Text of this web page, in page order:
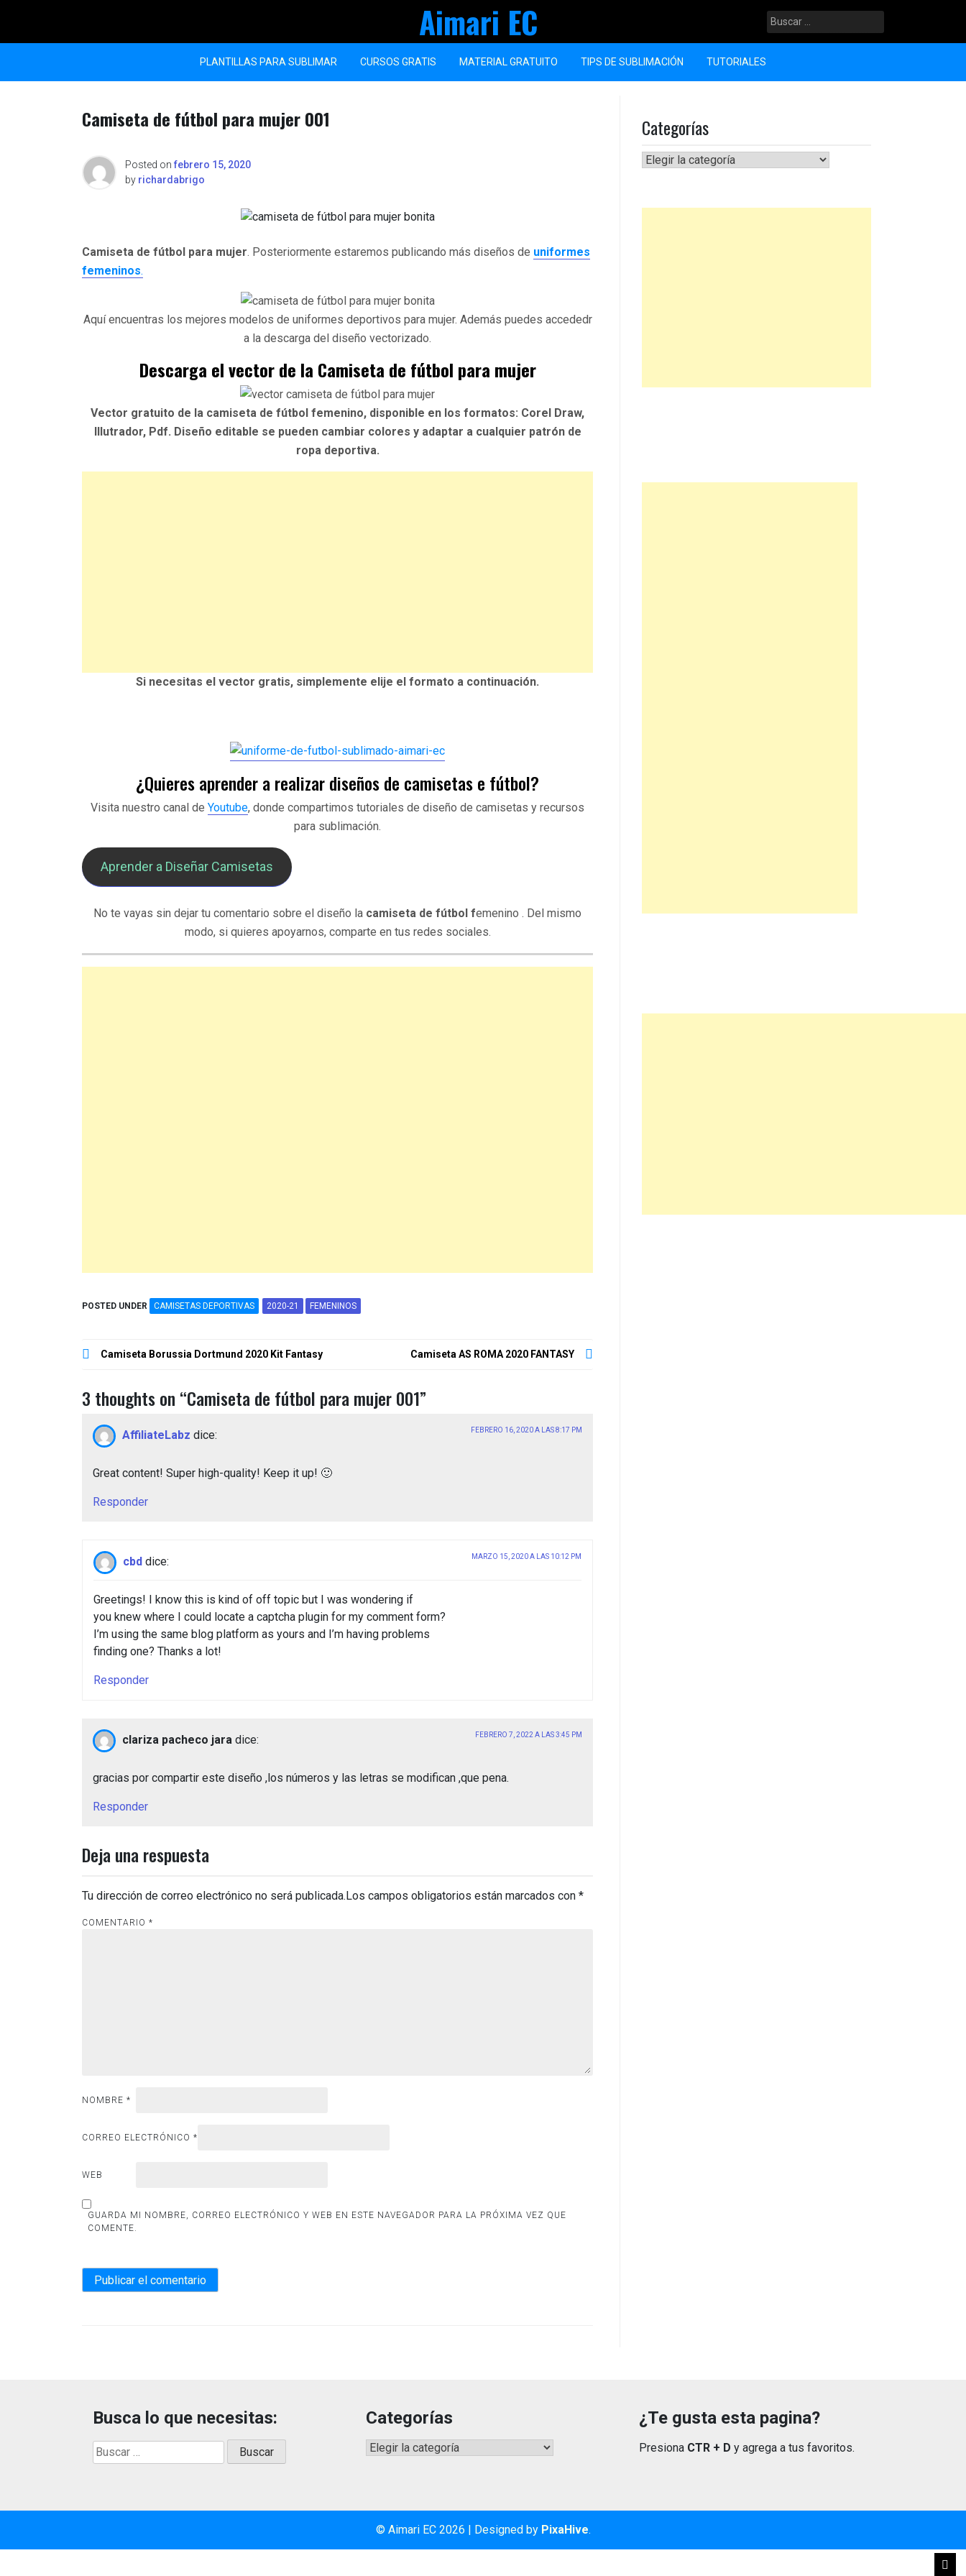
content
Aimari EC Buscar:
PLANTILLAS PARA SUBLIMAR CURSOS GRATIS MATERIAL GRATUITO TIPS DE SUBLIMACIÓN TUTORIALES
Camiseta de fútbol para mujer 001
Posted on febrero 15, 2020
by richardabrigo
Camiseta de fútbol para mujer. Posteriormente estaremos publicando más diseños de uniformes
femeninos.
Aquí encuentras los mejores modelos de uniformes deportivos para mujer. Además puedes accededr
a la descarga del diseño vectorizado.
Descarga el vector de la Camiseta de fútbol para mujer
Vector gratuito de la camiseta de fútbol femenino, disponible en los formatos: Corel Draw,
Illutrador, Pdf. Diseño editable se pueden cambiar colores y adaptar a cualquier patrón de
ropa deportiva.
Si necesitas el vector gratis, simplemente elije el formato a continuación.
¿Quieres aprender a realizar diseños de camisetas e fútbol?
Visita nuestro canal de Youtube, donde compartimos tutoriales de diseño de camisetas y recursos
para sublimación.
Aprender a Diseñar Camisetas
No te vayas sin dejar tu comentario sobre el diseño la camiseta de fútbol femenino . Del mismo
modo, si quieres apoyarnos, comparte en tus redes sociales.
POSTED UNDER CAMISETAS DEPORTIVAS 2020-21 FEMENINOS
Navegación
entradas
Camiseta Borussia Dortmund 2020 Kit Fantasy Camiseta AS ROMA 2020 FANTASY
3 thoughts on “Camiseta de fútbol para mujer 001”
AffiliateLabz dice: FEBRERO 16, 2020 A LAS 8:17 PM
Great content! Super high-quality! Keep it up! 🙂
Responder
cbd dice: MARZO 15, 2020 A LAS 10:12 PM
Greetings! I know this is kind of off topic but I was wondering if
you knew where I could locate a captcha plugin for my comment form?
I’m using the same blog platform as yours and I’m having problems
finding one? Thanks a lot!
Responder
clariza pacheco jara dice: FEBRERO 7, 2022 A LAS 3:45 PM
gracias por compartir este diseño ,los números y las letras se modifican ,que pena.
Responder
Deja una respuesta
Tu dirección de correo electrónico no será publicada.Los campos obligatorios están marcados con *
COMENTARIO *
NOMBRE *
CORREO ELECTRÓNICO *
WEB
GUARDA MI NOMBRE, CORREO ELECTRÓNICO Y WEB EN ESTE NAVEGADOR PARA LA PRÓXIMA VEZ QUE
COMENTE.
Categorías
Categorías
Busca lo que necesitas:
Buscar:
Categorías
Categorías
¿Te gusta esta pagina?
Presiona CTR + D y agrega a tus favoritos.
© Aimari EC 2026 | Designed by PixaHive.